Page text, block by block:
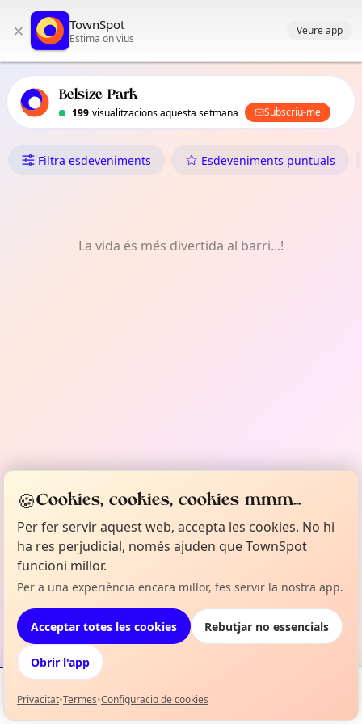
principal de TownSpot
d'esdeveniments locals de TownSpot
× TownSpot
Estima on vius
Veure app
Belsize Park
199 visualitzacions aquesta setmana Subscriu-me
Què Fer a Belsize Park
Filtra esdeveniments Esdeveniments puntuals
La vida és més divertida al barri...!
Esdeveniments Mapa La meva selecció
🍪Cookies, cookies, cookies mmm...
Per fer servir aquest web, accepta les cookies. No hi
ha res perjudicial, només ajuden que TownSpot
funcioni millor.
Per a una experiència encara millor, fes servir la nostra app.
Acceptar totes les cookies Rebutjar no essencials
Obrir l'app
Privacitat•Termes•Configuracio de cookies